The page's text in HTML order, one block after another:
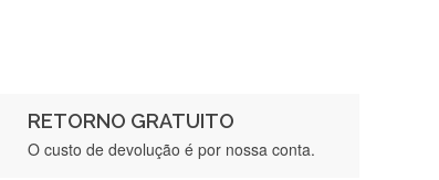
RETORNO GRATUITO
O custo de devolução é por nossa conta.